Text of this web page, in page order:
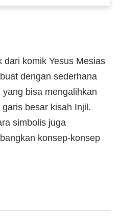
dari komik Yesus Mesias
dengan sederhana
bisa mengalihkan
besar kisah Injil.
simbolis juga
konsep-konsep